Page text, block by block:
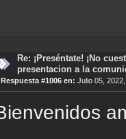
Re: ¡Preséntate! ¡No
presentacion a la
Respuesta #1006 en: Julio 05,